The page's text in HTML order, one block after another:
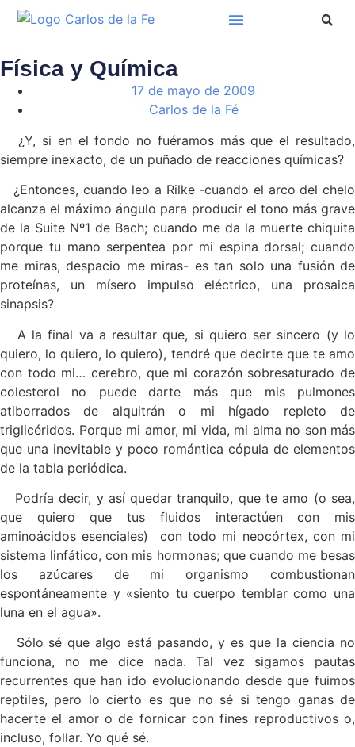
Física y Química
17 de mayo de 2009
Carlos de la Fé
¿Y, si en el fondo no fuéramos más que el resultado,
siempre inexacto, de un puñado de reacciones químicas?
¿Entonces, cuando leo a Rilke -cuando el arco del chelo
alcanza el máximo ángulo para producir el tono más grave
de la Suite Nº1 de Bach; cuando me da la muerte chiquita
porque tu mano serpentea por mi espina dorsal; cuando
me miras, despacio me miras- es tan solo una fusión de
proteínas, un mísero impulso eléctrico, una prosaica
sinapsis?
A la final va a resultar que, si quiero ser sincero (y lo
quiero, lo quiero, lo quiero), tendré que decirte que te amo
con todo mi… cerebro, que mi corazón sobresaturado de
colesterol no puede darte más que mis pulmones
atiborrados de alquitrán o mi hígado repleto de
triglicéridos. Porque mi amor, mi vida, mi alma no son más
que una inevitable y poco romántica cópula de elementos
de la tabla periódica.
Podría decir, y así quedar tranquilo, que te amo (o sea,
que quiero que tus fluidos interactúen con mis
aminoácidos esenciales) con todo mi neocórtex, con mi
sistema linfático, con mis hormonas; que cuando me besas
los azúcares de mi organismo combustionan
espontáneamente y «siento tu cuerpo temblar como una
luna en el agua».
Sólo sé que algo está pasando, y es que la ciencia no
funciona, no me dice nada. Tal vez sigamos pautas
recurrentes que han ido evolucionando desde que fuimos
reptiles, pero lo cierto es que no sé si tengo ganas de
hacerte el amor o de fornicar con fines reproductivos o,
incluso, follar. Yo qué sé.